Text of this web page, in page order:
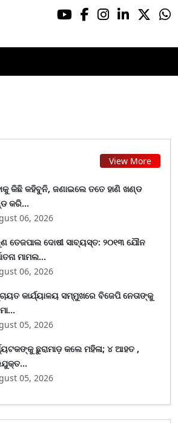
View More
କିଛି କହିବୁନି, ଜଣାଇଲେ ତତେ ହାଣି ଖଣ୍ଡ
କରି...
06, 2026
ତେଜପାଲ ଦୋଷୀ ସାବ୍ୟସ୍ତ: ୨୦୧୩ ଯୌନ
ମାମଲ...
06, 2026
କାର୍ଯ୍ୟାଳୟ ସମ୍ମୁଖରେ ବିଜେପି ନେତାଙ୍କୁ
05, 2026
ଛୁରାମାଡ଼ କଲେ ମହିଳା; ୪ ଆହତ ,
05, 2026